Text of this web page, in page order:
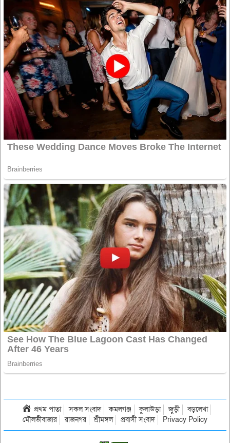
প্রথম পাতা সকল সংবাদ কমলগঞ্জ কুলাউড়া জুড়ী
বড়লেখা
মৌলভীবাজার
রাজনগর শ্রীমঙ্গল প্রবাসী সংবাদ Privacy Policy